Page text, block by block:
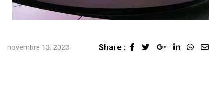
novembre 13, 2023 Share :